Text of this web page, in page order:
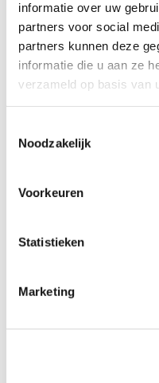
informatie over uw
partners voor social
partners kunnen deze
informatie die u aan ze
verzameld op basis van
Noodzakelijk
Voorkeuren
Statistieken
Marketing
Casussen
Referenties
Download de
Nieuws
Contact
Diensten
Incidenten &
Vereenvoudiging
Hervorming
Werkwijze & modellen
4-fasen model